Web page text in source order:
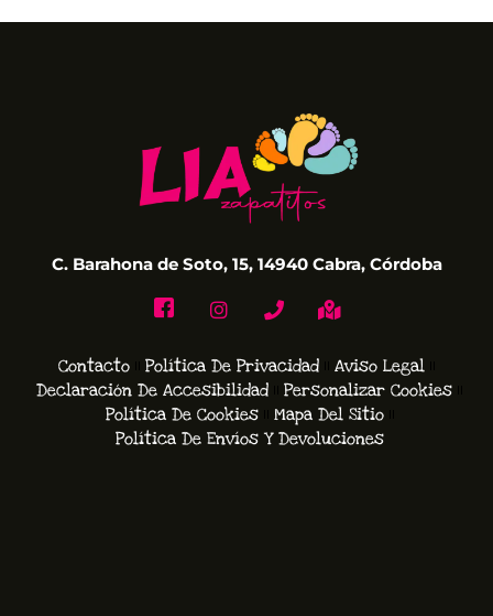
C. Barahona de Soto, 15, 14940 Cabra, Córdoba
Contacto Política De Privacidad
Aviso Legal
Declaración De Accesibilidad
Personalizar Cookies
Política De Cookies
Mapa Del Sitio
Política De Envíos Y Devoluciones